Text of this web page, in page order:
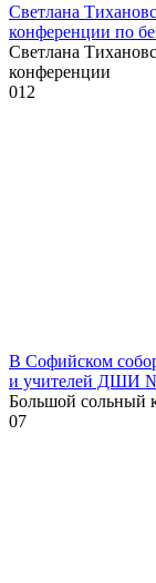
Светлана
конференции по
Светлана
конференции
012
В Софийском
и учителей ДШИ
Большой сольный
07